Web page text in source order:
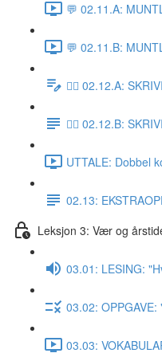
💬 02.11.A:
💬 02.11.B:
✍🏼 02.12.A:
✍🏼 02.12.B:
UTTALE: Dobbel
02.13:
Leksjon 3: Vær og
03.01: LESING:
03.02:
03.03: